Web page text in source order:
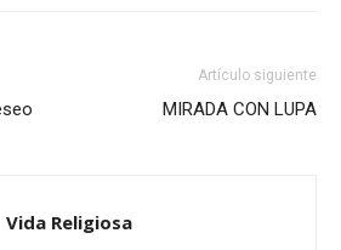
Artículo siguiente
MIRADA CON LUPA
Vida Religiosa